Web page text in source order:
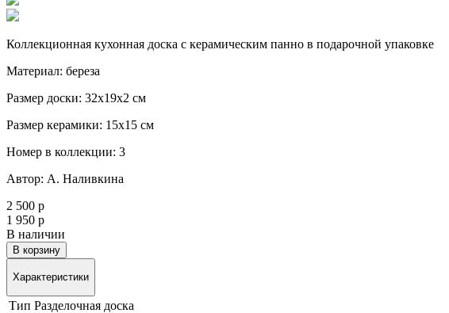
Коллекционная кухонная доска с керамическим панно в подарочной упаковке
Материал: береза
Размер доски: 32х19х2 см
Размер керамики: 15х15 см
Номер в коллекции: 3
Автор: А. Наливкина
2 500 р
1 950 р
В наличии
В корзину
Характеристики
Тип Разделочная доска